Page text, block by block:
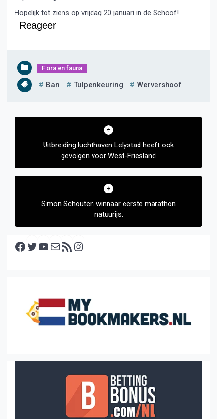
Hopelijk tot ziens op vrijdag 20 januari in de Schoof!
Reageer
Flora en fauna
Ban Tulpenkeuring Wervershoof
Bericht
Uitbreiding luchthaven Lelystad heeft ook
gevolgen voor West-Friesland
Simon Schouten winnaar eerste marathon
natuurijs.
Facebook Twitter YouTube E-mail RSS feed